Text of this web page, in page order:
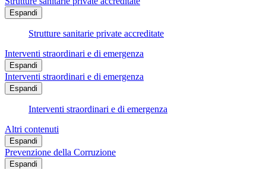
Espandi
Strutture sanitarie private accreditate
Interventi straordinari e di emergenza
Espandi
Interventi straordinari e di emergenza
Espandi
Interventi straordinari e di emergenza
Altri contenuti
Espandi
Prevenzione della Corruzione
Espandi